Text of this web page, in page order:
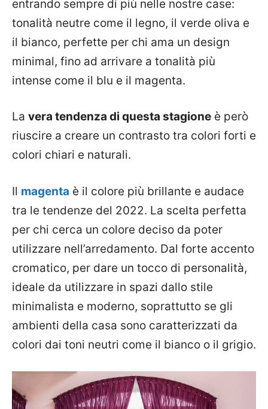
entrando sempre di più nelle nostre case:
tonalità neutre come il legno, il verde oliva e
il bianco, perfette per chi ama un design
minimal, fino ad arrivare a tonalità più
intense come il blu e il magenta.
La vera tendenza di questa stagione è però
riuscire a creare un contrasto tra colori forti e
colori chiari e naturali.
Il magenta è il colore più brillante e audace
tra le tendenze del 2022. La scelta perfetta
per chi cerca un colore deciso da poter
utilizzare nell’arredamento. Dal forte accento
cromatico, per dare un tocco di personalità,
ideale da utilizzare in spazi dallo stile
minimalista e moderno, soprattutto se gli
ambienti della casa sono caratterizzati da
colori dai toni neutri come il bianco o il grigio.